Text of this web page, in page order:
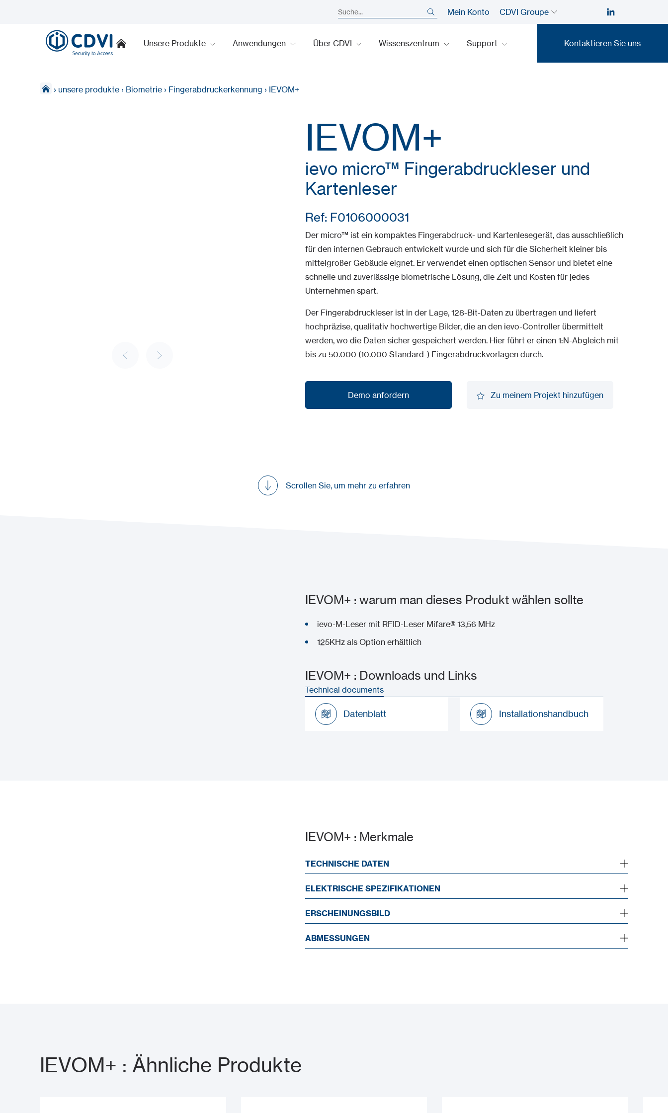
Mein Konto CDVI Groupe
Unsere Produkte Anwendungen Über CDVI Wissenszentrum Support Kontaktieren Sie uns
› unsere produkte › Biometrie › Fingerabdruckerkennung › IEVOM+
IEVOM+
ievo micro™ Fingerabdruckleser und
Kartenleser
Ref: F0106000031
Der micro™ ist ein kompaktes Fingerabdruck- und Kartenlesegerät, das ausschließlich
für den internen Gebrauch entwickelt wurde und sich für die Sicherheit kleiner bis
mittelgroßer Gebäude eignet. Er verwendet einen optischen Sensor und bietet eine
schnelle und zuverlässige biometrische Lösung, die Zeit und Kosten für jedes
Unternehmen spart.
Der Fingerabdruckleser ist in der Lage, 128-Bit-Daten zu übertragen und liefert
hochpräzise, qualitativ hochwertige Bilder, die an den ievo-Controller übermittelt
werden, wo die Daten sicher gespeichert werden. Hier führt er einen 1:N-Abgleich mit
bis zu 50.000 (10.000 Standard-) Fingerabdruckvorlagen durch.
Demo anfordern Zu meinem Projekt hinzufügen
Scrollen Sie, um mehr zu erfahren
IEVOM+ : warum man dieses Produkt wählen sollte
ievo-M-Leser mit RFID-Leser Mifare® 13,56 MHz
125KHz als Option erhältlich
IEVOM+ : Downloads und Links
Technical documents
Datenblatt Installationshandbuch
IEVOM+ : Merkmale
TECHNISCHE DATEN
ELEKTRISCHE SPEZIFIKATIONEN
ERSCHEINUNGSBILD
ABMESSUNGEN
IEVOM+ : Ähnliche Produkte